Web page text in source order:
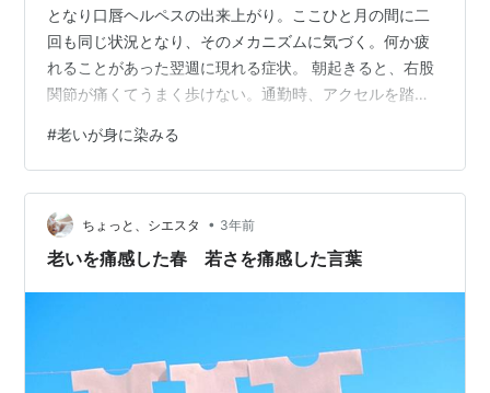
となり口唇ヘルペスの出来上がり。ここひと月の間に二
回も同じ状況となり、そのメカニズムに気づく。何か疲
れることがあった翌週に現れる症状。 朝起きると、右股
関節が痛くてうまく歩けない。通勤時、アクセルを踏む
の痛みが走った。初めてのことで恐怖を感じ、早退して
整形外科受診すると、腰部脊柱管狭窄症により腰椎間が
狭く骨がすれてとがってきており、ヘルニアもあること
からの坐骨神経痛かもねとの診断。痛み止めとシップを
処方され、コルセット装着を指示される。 寝た時と同じ
#老いが身に染みる
ちょっと、シエスタ • 3年前
老いを痛感した春 若さを痛感した言葉